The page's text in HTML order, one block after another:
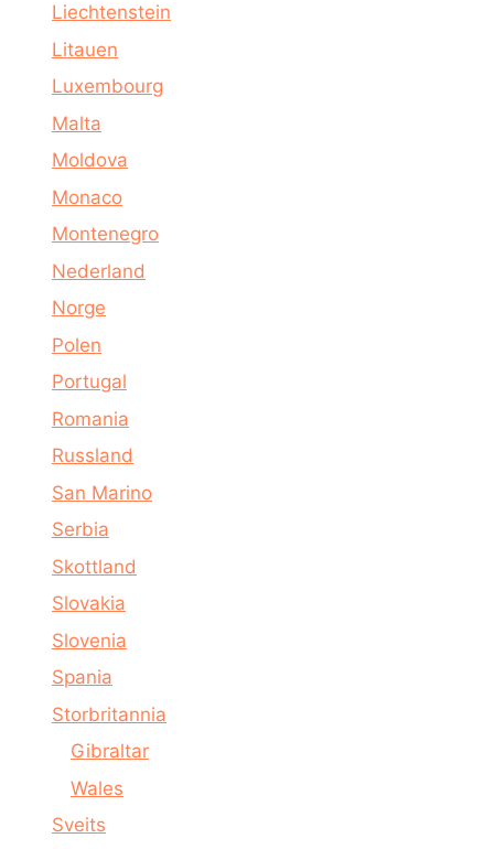
Liechtenstein
Litauen
Luxembourg
Malta
Moldova
Monaco
Montenegro
Nederland
Norge
Polen
Portugal
Romania
Russland
San Marino
Serbia
Skottland
Slovakia
Slovenia
Spania
Storbritannia
Gibraltar
Wales
Sveits